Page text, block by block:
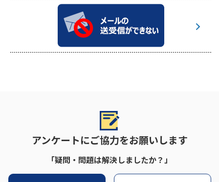
アンケートにご協力をお願いします
「疑問・問題は解決しましたか？」